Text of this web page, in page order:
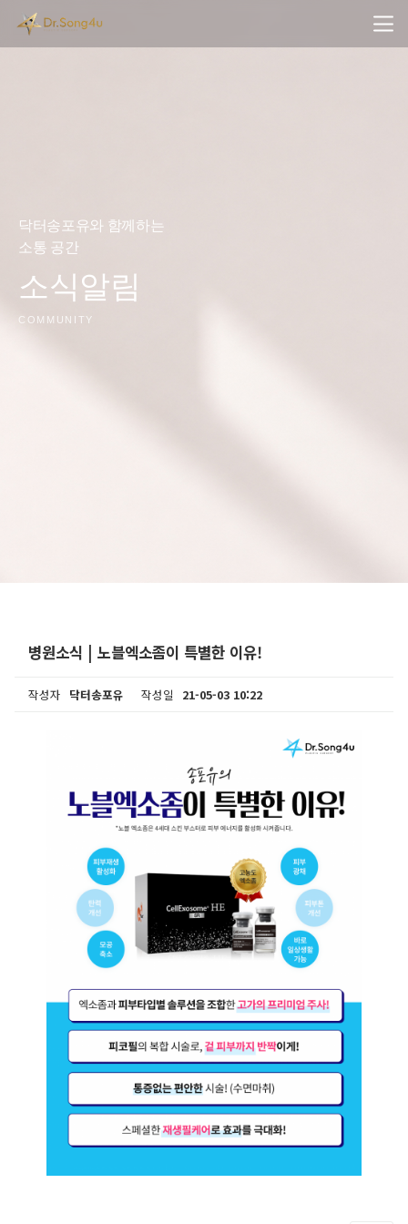
닥터송포유와 함께하는
소통 공간
소식알림
COMMUNITY
병원소식 | 노블엑소좀이 특별한 이유!
작성자 닥터송포유 작성일 21-05-03 10:22